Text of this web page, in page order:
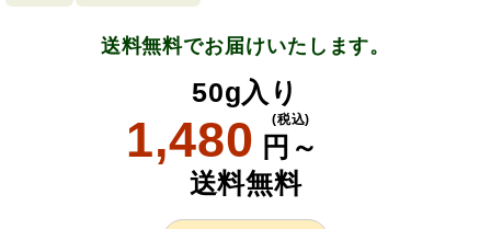
送料無料でお届けいたします。
50g入り
1,480 円～
(税込)
送料無料